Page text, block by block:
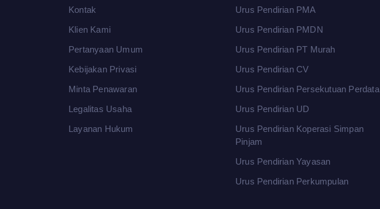
Kontak
Klien Kami
Pertanyaan Umum
Kebijakan Privasi
Minta Penawaran
Legalitas Usaha
Layanan Hukum
Urus Pendirian PMA
Urus Pendirian PMDN
Urus Pendirian PT Murah
Urus Pendirian CV
Urus Pendirian Persekutuan Perdata
Urus Pendirian UD
Urus Pendirian Koperasi Simpan
Pinjam
Urus Pendirian Yayasan
Urus Pendirian Perkumpulan